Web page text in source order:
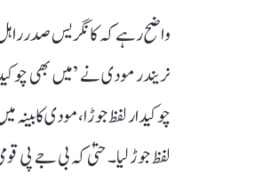
واضح رہے کہ کانگریس صدر
نریندر مودی نے ’میں بھی
چوکیدار لفظ جوڑا، مودی کابینہ
لفظ جوڑ لیا۔ حتیٰ کہ بی جے پی